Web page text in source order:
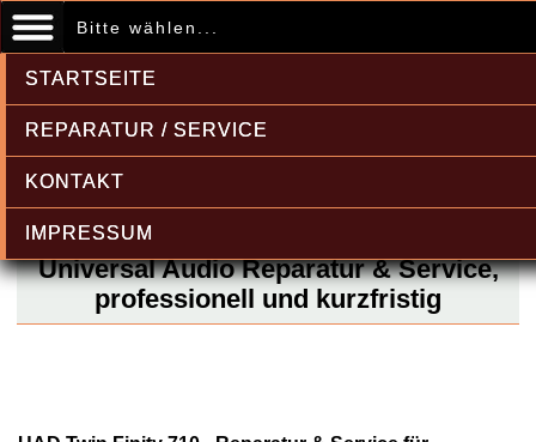
Bitte wählen...
STARTSEITE
REPARATUR / SERVICE
KONTAKT
IMPRESSUM
Universal Audio Reparatur & Service,
professionell und kurzfristig